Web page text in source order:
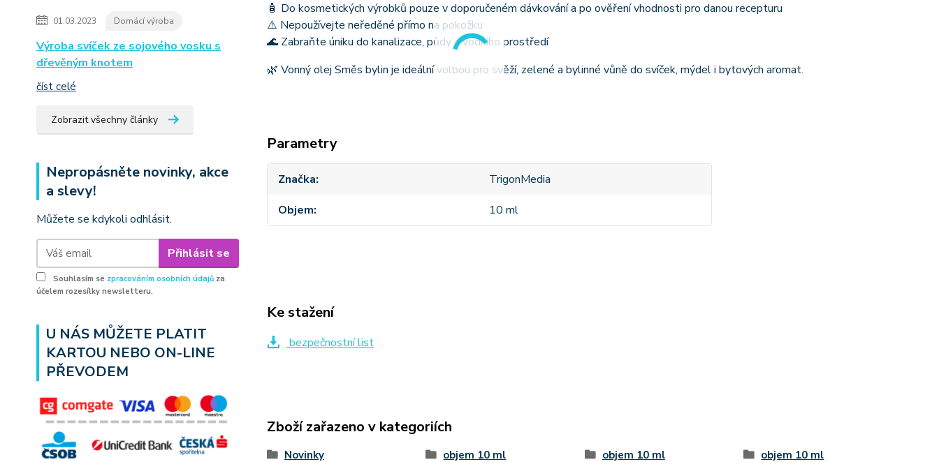
01.03.2023 Domácí výroba
Výroba svíček ze sojového vosku s
dřevěným knotem
číst celé
Zobrazit všechny články
Nepropásněte novinky, akce
a slevy!
Můžete se kdykoli odhlásit.
Přihlásit se
Souhlasím se zpracováním osobních údajů za
účelem rozesílky newsletteru.
U NÁS MŮŽETE PLATIT
KARTOU NEBO ON-LINE
PŘEVODEM
🧴 Do kosmetických výrobků pouze v doporučeném dávkování a po ověření vhodnosti pro danou recepturu
⚠️ Nepoužívejte neředěné přímo na pokožku
🌊 Zabraňte úniku do kanalizace, půdy a vodního prostředí
🌿 Vonný olej Směs bylin je ideální volbou pro svěží, zelené a bylinné vůně do svíček, mýdel i bytových aromat.
Parametry
Značka
TrigonMedia
Objem
10 ml
Ke stažení
bezpečnostní list
Zboží zařazeno v kategoriích
Novinky objem 10 ml objem 10 ml objem 10 ml